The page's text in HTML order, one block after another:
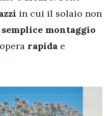
in cui il solaio non
semplice montaggio
rapida e